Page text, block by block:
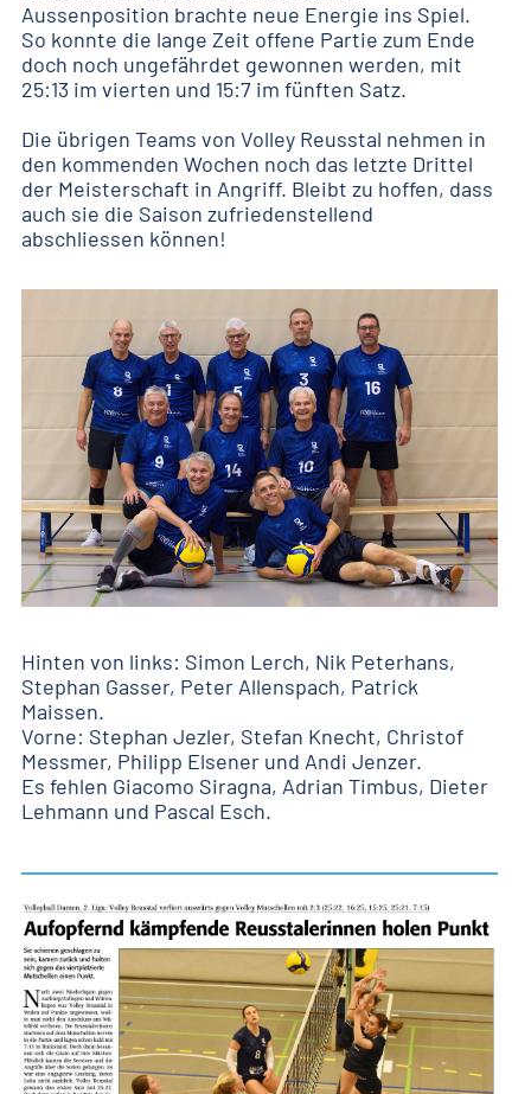
Aussenposition brachte neue Energie ins Spiel.
So konnte die lange Zeit offene Partie zum Ende
doch noch ungefährdet gewonnen werden, mit
25:13 im vierten und 15:7 im fünften Satz.
Die übrigen Teams von Volley Reusstal nehmen in
den kommenden Wochen noch das letzte Drittel
der Meisterschaft in Angriff. Bleibt zu hoffen, dass
auch sie die Saison zufriedenstellend
abschliessen können!
Hinten von links: Simon Lerch, Nik Peterhans,
Stephan Gasser, Peter Allenspach, Patrick
Maissen.
Vorne: Stephan Jezler, Stefan Knecht, Christof
Messmer, Philipp Elsener und Andi Jenzer.
Es fehlen Giacomo Siragna, Adrian Timbus, Dieter
Lehmann und Pascal Esch.